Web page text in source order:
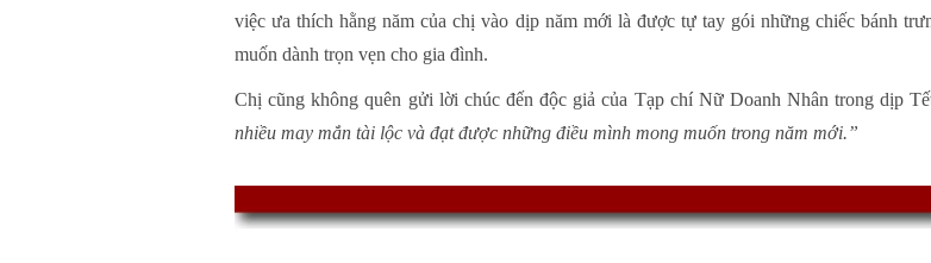
việc ưa thích hằng năm của chị vào dịp năm mới là được tự tay gói những chiếc bánh
muốn dành trọn vẹn cho gia đình.
Chị cũng không quên gửi lời chúc đến độc giả của Tạp chí Nữ Doanh Nhân trong dịp
nhiều may mắn tài lộc và đạt được những điều mình mong muốn trong năm mới.”